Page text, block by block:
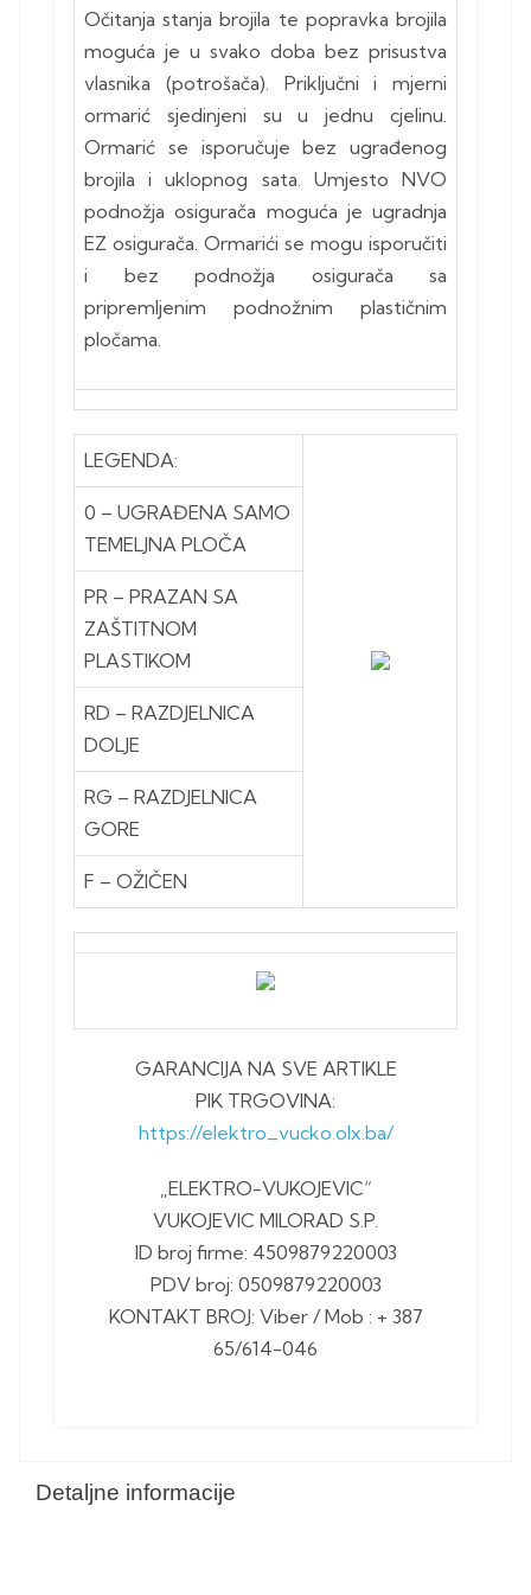
Detaljne informacije
Očitanja stanja brojila te popravka brojila
moguća je u svako doba bez prisustva
vlasnika (potrošača). Priključni i mjerni
ormarić sjedinjeni su u jednu cjelinu.
Ormarić se isporučuje bez ugrađenog
brojila i uklopnog sata. Umjesto NVO
podnožja osigurača moguća je ugradnja
EZ osigurača. Ormarići se mogu isporučiti
i bez podnožja osigurača sa
pripremljenim podnožnim plastičnim
pločama.
LEGENDA:
0 – UGRAĐENA SAMO
TEMELJNA PLOČA
PR – PRAZAN SA
ZAŠTITNOM
PLASTIKOM
RD – RAZDJELNICA
DOLJE
RG – RAZDJELNICA
GORE
F – OŽIČEN
GARANCIJA NA SVE ARTIKLE
PIK TRGOVINA:
https://elektro_vucko.olx.ba/
„ELEKTRO-VUKOJEVIC“
VUKOJEVIC MILORAD S.P.
ID broj firme: 4509879220003
PDV broj: 0509879220003
KONTAKT BROJ: Viber / Mob : + 387
65/614-046